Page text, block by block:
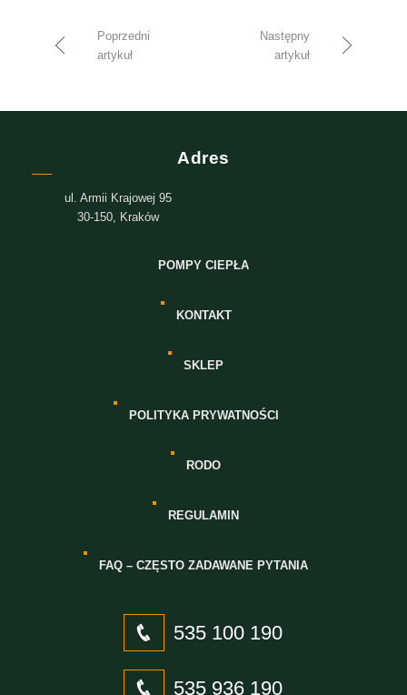
Poprzedni
artykuł
Następny
artykuł
Adres
ul. Armii Krajowej 95
30-150, Kraków
POMPY CIEPŁA
KONTAKT
SKLEP
POLITYKA PRYWATNOŚCI
RODO
REGULAMIN
FAQ – CZĘSTO ZADAWANE PYTANIA
535 100 190
535 936 190